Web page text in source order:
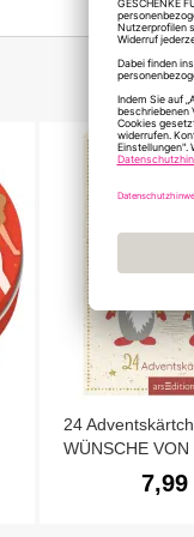
24
WÜNSCHE VON
7,99